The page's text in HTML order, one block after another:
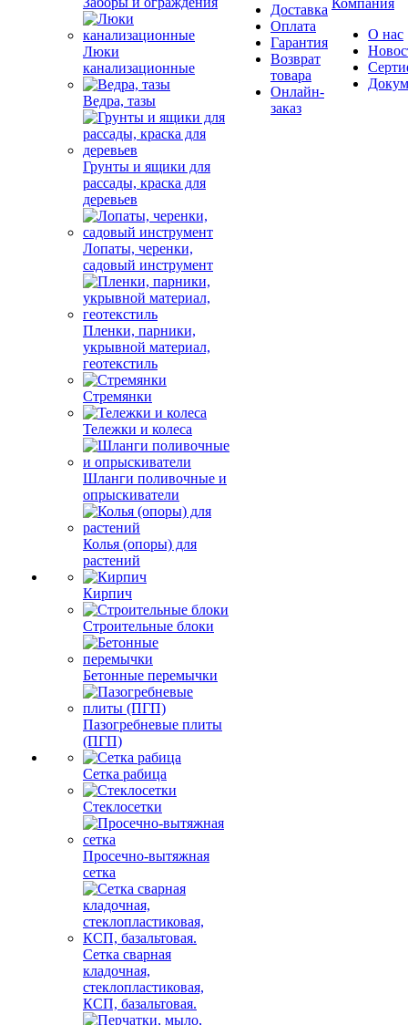
Люки
канализационные
Ведра, тазы
Грунты и ящики для
рассады, краска для
деревьев
Лопаты, черенки,
садовый инструмент
Пленки, парники,
укрывной материал,
геотекстиль
Стремянки
Тележки и колеса
Шланги поливочные и
опрыскиватели
Колья (опоры) для
растений
Кирпич
Строительные блоки
Бетонные перемычки
Пазогребневые плиты
(ПГП)
Сетка рабица
Стеклосетки
Просечно-вытяжная
сетка
Сетка сварная
кладочная,
стеклопластиковая,
КСП, базальтовая.
Доставка
Оплата
Гарантия
Возврат
товара
Онлайн-
заказ
Компания
О нас